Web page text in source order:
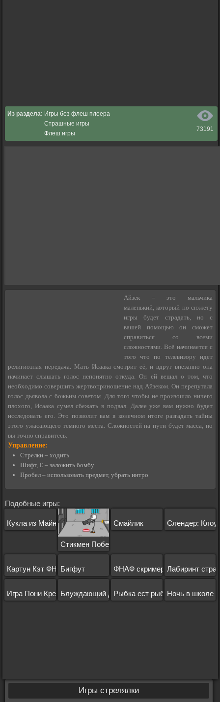
73191
Из раздела: Игры без флеш плеера
Страшные игры
Флеш игры
Айзек – это мальчика
маленький, который по сюжету
игры будет страдать, но с
вашей помощью он сможет
справиться со всеми
сложностями. Всё начинается с
того что по телевизору идет
религиозная передача. Мать Исаака смотрит её, и вдруг внезапно она
начинает слышать голос непонятно откуда. Он ей вещал о том, что
необходимо совершить жертвоприношение над Айзеком. Он перепутала
голос дьявола с божьим советом. Для того чтобы не произошло ничего
плохого, Исаака сумел сбежать в подвал. Далее уже вам нужно будет
исследовать его. Это позволит вам в конечном итоге разгадать тайны
этого ужасающего темного места. Сложностей на пути будет масса, но
вы точно справитесь.
Управление:
Стрелки – ходить
Шифт, E – заложить бомбу
Пробел – использовать предмет, убрать интро
Подобные игры:
Кукла из Майнкрафта 2
Стикмен Побег из Тюрьмы
Смайлик Слендер:
Картун Кэт ФНФБигфут ФНАФ скримерыЛабиринт
Игра Пони Креатор 3Блуждающий дух домаРыбка ест рыбку 1Ночь в школе
Игры стрелялки